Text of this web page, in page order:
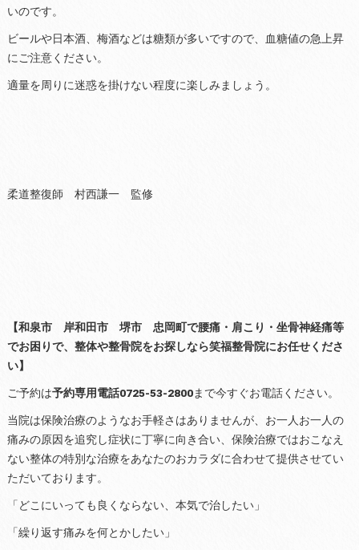
いのです。
ビールや日本酒、梅酒などは糖類が多いですので、血糖値の急上昇
にご注意ください。
適量を周りに迷惑を掛けない程度に楽しみましょう。
柔道整復師 村西謙一 監修
【和泉市 岸和田市 堺市 忠岡町で腰痛・肩こり・坐骨神経痛等
でお困りで、整体や整骨院をお探しなら笑福整骨院にお任せくださ
い】
ご予約は予約専用電話0725-53-2800まで今すぐお電話ください。
当院は保険治療のようなお手軽さはありませんが、お一人お一人の
痛みの原因を追究し症状に丁寧に向き合い、保険治療ではおこなえ
ない整体の特別な治療をあなたのおカラダに合わせて提供させてい
ただいております。
「どこにいっても良くならない、本気で治したい」
「繰り返す痛みを何とかしたい」